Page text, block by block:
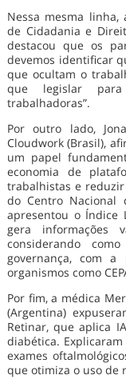
Nessa mesma linha,
de Cidadania e
destacou que os
devemos identificar
que ocultam o
que legislar
trabalhadoras”.
Por outro lado,
Cloudwork (Brasil),
um papel
economia de
trabalhistas e reduzir
do Centro Nacional
apresentou o Índice
gera informações
considerando
governança, com
organismos como
Por fim, a médica
(Argentina)
Retinar, que aplica
diabética.
exames
que otimiza o uso de